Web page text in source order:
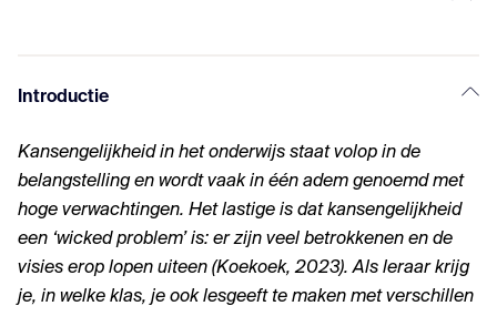
Introductie
Kansengelijkheid in het onderwijs staat volop in de
belangstelling en wordt vaak in één adem genoemd met
hoge verwachtingen. Het lastige is dat kansengelijkheid
een ‘wicked problem’ is: er zijn veel betrokkenen en de
visies erop lopen uiteen (Koekoek, 2023). Als leraar krijg
je, in welke klas, je ook lesgeeft te maken met verschillen